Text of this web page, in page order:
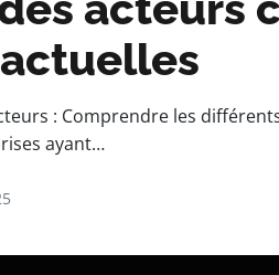
: Comprendre les
ayant…